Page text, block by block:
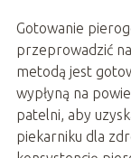
Gotowanie
przeprowadzić
metodą jest
wypłyną na
patelni, aby
piekarniku dla